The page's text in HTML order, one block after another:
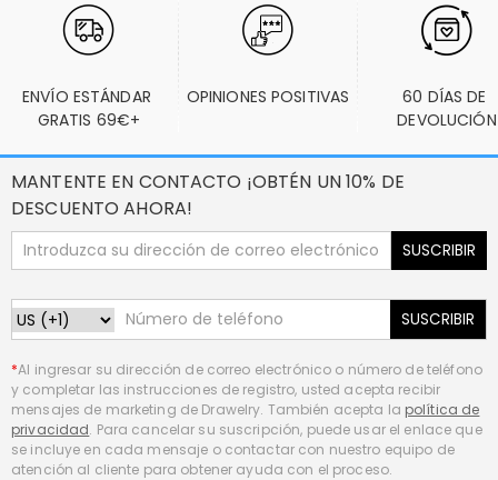
ENVÍO ESTÁNDAR
GRATIS 69€+
OPINIONES POSITIVAS
60 DÍAS DE
DEVOLUCIÓN
MANTENTE EN CONTACTO ¡OBTÉN UN 10% DE
DESCUENTO AHORA!
SUSCRIBIR
SUSCRIBIR
*Al ingresar su dirección de correo electrónico o número de teléfono
y completar las instrucciones de registro, usted acepta recibir
mensajes de marketing de Drawelry. También acepta la política de
privacidad. Para cancelar su suscripción, puede usar el enlace que
se incluye en cada mensaje o contactar con nuestro equipo de
atención al cliente para obtener ayuda con el proceso.